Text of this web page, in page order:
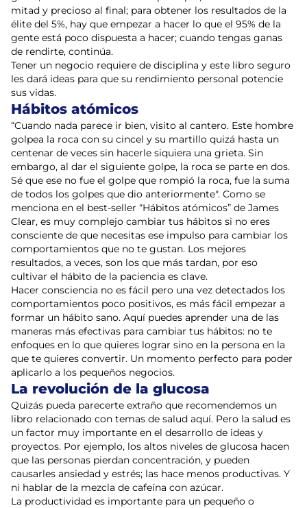
mitad y precioso al final; para obtener los resultados de la
élite del 5%, hay que empezar a hacer lo que el 95% de la
gente está poco dispuesta a hacer; cuando tengas ganas
de rendirte, continúa.
Tener un negocio requiere de disciplina y este libro seguro
les dará ideas para que su rendimiento personal potencie
sus vidas.
Hábitos atómicos
“Cuando nada parece ir bien, visito al cantero. Este hombre
golpea la roca con su cincel y su martillo quizá hasta un
centenar de veces sin hacerle siquiera una grieta. Sin
embargo, al dar el siguiente golpe, la roca se parte en dos.
Sé que ese no fue el golpe que rompió la roca, fue la suma
de todos los golpes que dio anteriormente". Como se
menciona en el best-seller “Hábitos atómicos” de James
Clear, es muy complejo cambiar tus hábitos si no eres
consciente de que necesitas ese impulso para cambiar los
comportamientos que no te gustan. Los mejores
resultados, a veces, son los que más tardan, por eso
cultivar el hábito de la paciencia es clave.
Hacer consciencia no es fácil pero una vez detectados los
comportamientos poco positivos, es más fácil empezar a
formar un hábito sano. Aquí puedes aprender una de las
maneras más efectivas para cambiar tus hábitos: no te
enfoques en lo que quieres lograr sino en la persona en la
que te quieres convertir. Un momento perfecto para poder
aplicarlo a los pequeños negocios.
La revolución de la glucosa
Quizás pueda parecerte extraño que recomendemos un
libro relacionado con temas de salud aquí. Pero la salud es
un factor muy importante en el desarrollo de ideas y
proyectos. Por ejemplo, los altos niveles de glucosa hacen
que las personas pierdan concentración, y pueden
causarles ansiedad y estrés; las hace menos productivas. Y
ni hablar de la mezcla de cafeína con azúcar.
La productividad es importante para un pequeño o